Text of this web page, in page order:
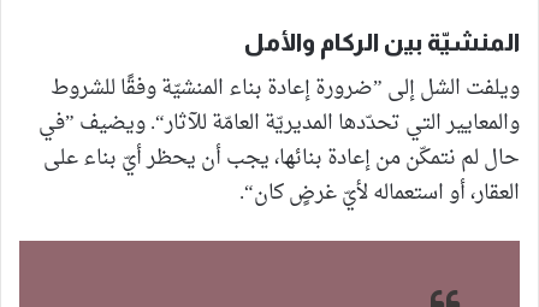
المنشيّة بين الركام والأمل
ويلفت الشل إلى ”ضرورة إعادة بناء المنشيّة وفقًا للشروط
والمعايير التي تحدّدها المديريّة العامّة للآثار“. ويضيف ”في
حال لم نتمكّن من إعادة بنائها، يجب أن يحظر أيّ بناء على
العقار، أو استعماله لأيّ غرضٍ كان“.